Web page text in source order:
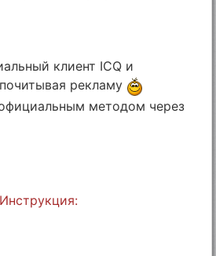
клиент ICQ и
рекламу
методом через
Инструкция: